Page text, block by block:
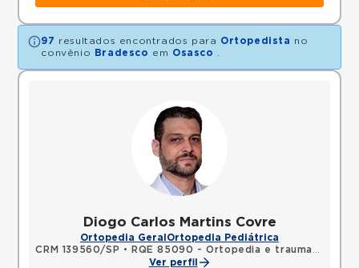
97 resultados encontrados para Ortopedista no
convênio
Bradesco em Osasco
Diogo Carlos Martins Covre
Ortopedia Geral Ortopedia Pediátrica
CRM 139560/SP •
RQE 85090 - Ortopedia e traumatologia
Ver perfil